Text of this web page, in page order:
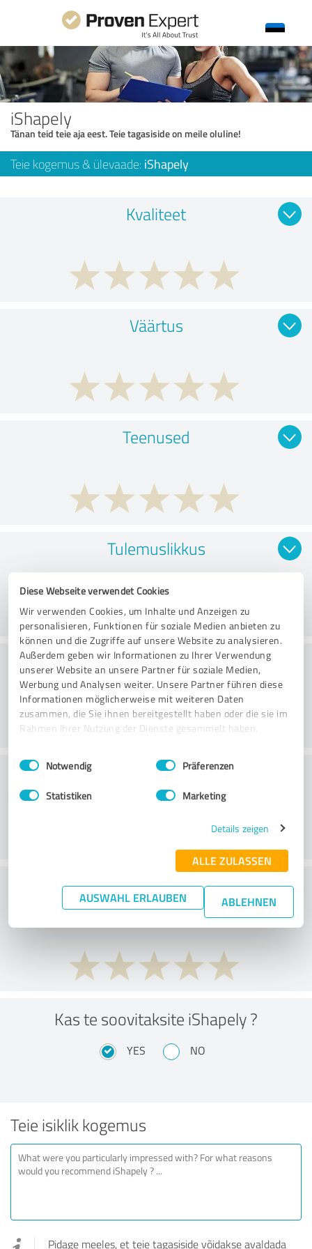
Diese Webseite verwendet Cookies
Wir verwenden Cookies, um Inhalte und Anzeigen zu
personalisieren, Funktionen für soziale Medien anbieten zu
können und die Zugriffe auf unsere Website zu analysieren.
Außerdem geben wir Informationen zu Ihrer Verwendung
unserer Website an unsere Partner für soziale Medien,
Werbung und Analysen weiter. Unsere Partner führen diese
Informationen möglicherweise mit weiteren Daten
zusammen, die Sie ihnen bereitgestellt haben oder die sie im
Rahmen Ihrer Nutzung der Dienste gesammelt haben.
Impressum Datenschutzbestimmungen
Einwilligungsauswahl
Notwendig Präferenzen
Statistiken Marketing
Details zeigen
ALLE ZULASSEN
AUSWAHL ERLAUBEN ABLEHNEN
iShapely
Tänan teid teie aja eest. Teie tagasiside on meile oluline!
Teie kogemus & ülevaade: iShapely
Kvaliteet
Väärtus
Teenused
Tulemuslikkus
Konsultatsioon
Klienditeenindus
What do you think of the price to
performance ratio?
Kas te soovitaksite iShapely ?
YES NO
Teie isiklik kogemus
Pidage meeles, et teie tagasiside võidakse avaldada